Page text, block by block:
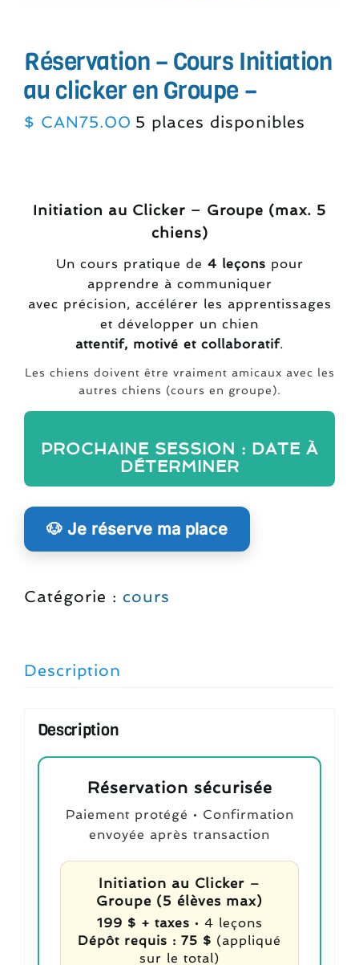
Réservation – Cours Initiation
au clicker en Groupe –
$ CAN75.00 5 places disponibles
Initiation au Clicker – Groupe (max. 5
chiens)
Un cours pratique de 4 leçons pour
apprendre à communiquer
avec précision, accélérer les apprentissages
et développer un chien
attentif, motivé et collaboratif.
Les chiens doivent être vraiment amicaux avec les
autres chiens (cours en groupe).
PROCHAINE SESSION : DATE À
DÉTERMINER
🐶 Je réserve ma place
Catégorie : cours
Description
Description
Réservation sécurisée
Paiement protégé • Confirmation
envoyée après transaction
Initiation au Clicker –
Groupe (5 élèves max)
199 $ + taxes • 4 leçons
Dépôt requis : 75 $ (appliqué
sur le total)